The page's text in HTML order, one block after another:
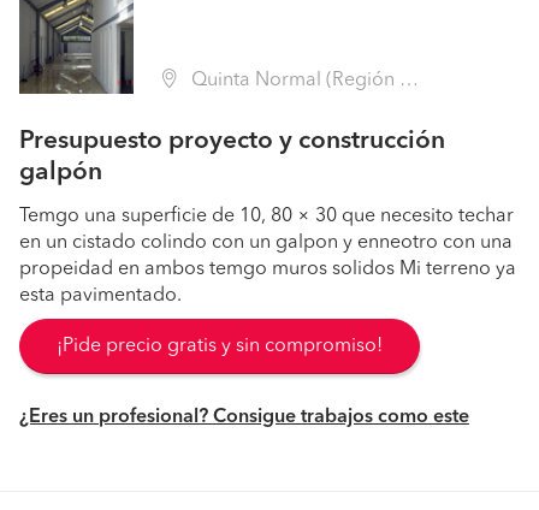
Quinta Normal (Región Metropolitana - Santiago)
Presupuesto proyecto y construcción
galpón
Temgo una superficie de 10, 80 × 30 que necesito techar
en un cistado colindo con un galpon y enneotro con una
propeidad en ambos temgo muros solidos Mi terreno ya
esta pavimentado.
¡Pide precio gratis y sin compromiso!
¿Eres un profesional? Consigue trabajos como este